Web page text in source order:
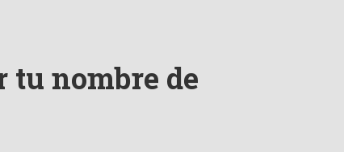
tu nombre de